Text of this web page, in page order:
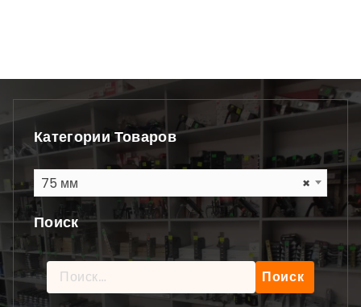
Категории Товаров
×
75 мм
Поиск
Найти: